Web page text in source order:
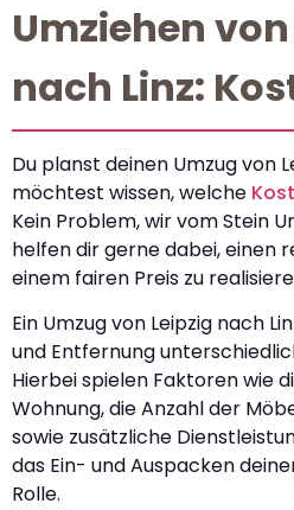
Umziehen
nach Linz:
Du planst deinen Umzug von
möchtest wissen, welche
Kein Problem, wir vom Stein
helfen dir gerne dabei, einen
einem fairen Preis zu
Ein Umzug von Leipzig nach
und Entfernung
Hierbei spielen Faktoren wie
Wohnung, die Anzahl der
sowie zusätzliche
das Ein- und Auspacken
Rolle.